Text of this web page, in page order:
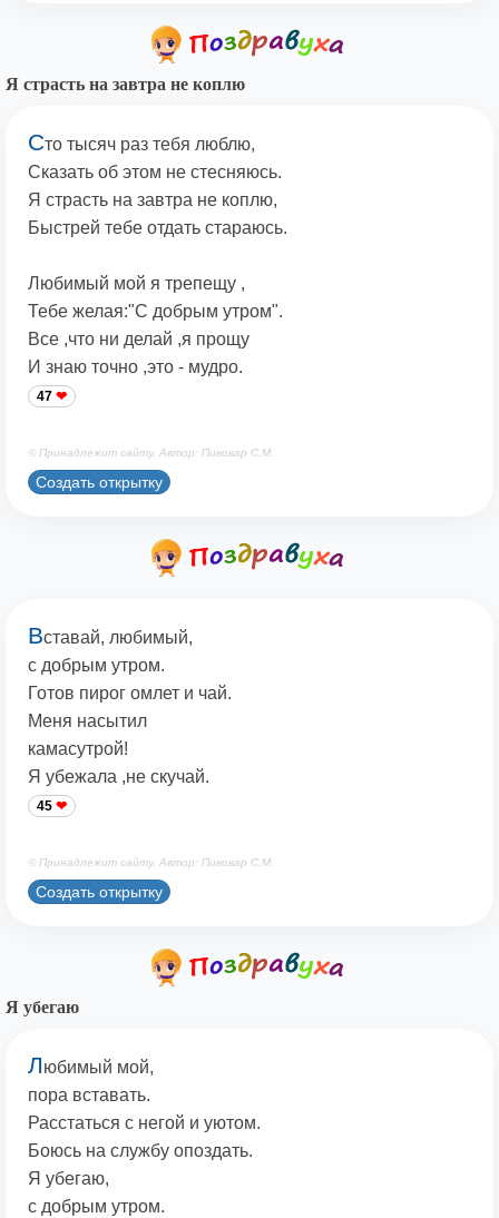
Я страсть на завтра не коплю
Сто тысяч раз тебя люблю,
Сказать об этом не стесняюсь.
Я страсть на завтра не коплю,
Быстрей тебе отдать стараюсь.
Любимый мой я трепещу ,
Тебе желая:"C добрым утром".
Все ,что ни делай ,я прощу
И знаю точно ,это - мудро.
47
© Принадлежит сайту. Автор: Пивовар С.М.
Создать открытку
Вставай, любимый,
с добрым утром.
Готов пирог омлет и чай.
Меня насытил
камасутрой!
Я убежала ,не скучай.
45
© Принадлежит сайту. Автор: Пивовар С.М.
Создать открытку
Я убегаю
Любимый мой,
пора вставать.
Расстаться с негой и уютом.
Боюсь на службу опоздать.
Я убегаю,
с добрым утром.